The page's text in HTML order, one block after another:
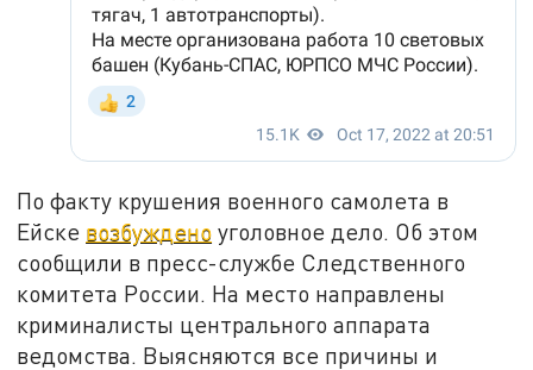
По факту крушения военного самолета в
Ейске возбуждено уголовное дело. Об этом
сообщили в пресс-службе Следственного
комитета России. На место направлены
криминалисты центрального аппарата
ведомства. Выясняются все причины и